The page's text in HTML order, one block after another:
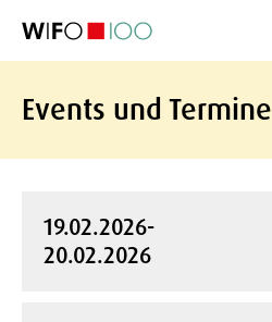
Events und Termine
19.02.2026-
20.02.2026